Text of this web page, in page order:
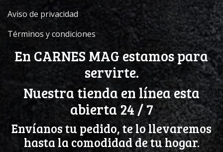
Aviso de privacidad
Términos y condiciones
En CARNES MAG estamos para
servirte.
Nuestra tienda en línea esta
abierta 24 / 7
Envíanos tu pedido, te lo llevaremos
hasta la comodidad de tu hogar.